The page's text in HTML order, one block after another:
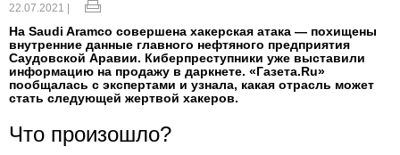
22.07.2021 |
На Saudi Aramco совершена хакерская атака — похищены
внутренние данные главного нефтяного предприятия
Саудовской Аравии. Киберпреступники уже выставили
информацию на продажу в даркнете. «Газета.Ru»
пообщалась с экспертами и узнала, какая отрасль может
стать следующей жертвой хакеров.
Что произошло?